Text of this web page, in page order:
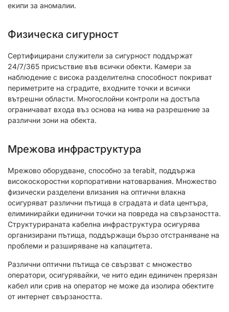
екипи за аномалии.
Физическа сигурност
Сертифицирани служители за сигурност поддържат
24/7/365 присъствие във всички обекти. Камери за
наблюдение с висока разделителна способност покриват
периметрите на сградите, входните точки и всички
вътрешни области. Многослойни контроли на достъпа
ограничават входа въз основа на нива на разрешение за
различни зони на обекта.
Мрежова инфраструктура
Мрежово оборудване, способно за terabit, поддържа
високоскоростни корпоративни натоварвания. Множество
физически разделени влизания на оптични влакна
осигуряват различни пътища в сградата и data центъра,
елиминирайки единични точки на повреда на свързаността.
Структурираната кабелна инфраструктура осигурява
организирани пътища, поддържащи бързо отстраняване на
проблеми и разширяване на капацитета.
Различни оптични пътища се свързват с множество
оператори, осигурявайки, че нито един единичен прерязан
кабел или срив на оператор не може да изолира обектите
от интернет свързаността.